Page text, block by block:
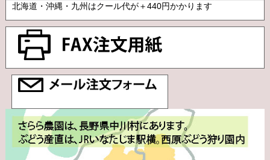
北海道・沖縄・九州はクール代が＋440円かかります